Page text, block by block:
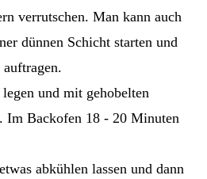
verrutschen. Man kann auch
dünnen Schicht starten und
und mit gehobelten
Im Backofen 18 - 20 Minuten
abkühlen lassen und dann